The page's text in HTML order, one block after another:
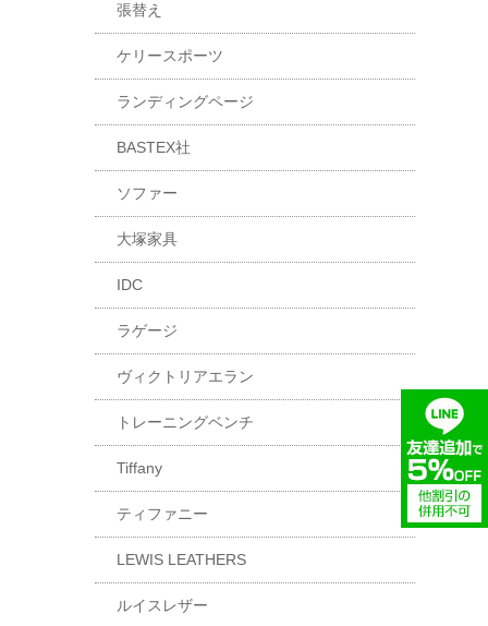
張替え
ケリースポーツ
ランディングページ
BASTEX社
ソファー
大塚家具
IDC
ラゲージ
ヴィクトリアエラン
トレーニングベンチ
Tiffany
ティファニー
LEWIS LEATHERS
ルイスレザー